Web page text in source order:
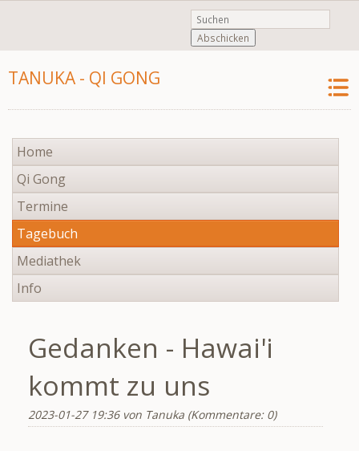
Abschicken
TANUKA - QI GONG
Navigation
überspringen
Home
Qi Gong
Termine
Tagebuch
Mediathek
Info
Gedanken - Hawai'i
kommt zu uns
2023-01-27 19:36von Tanuka (Kommentare: 0)